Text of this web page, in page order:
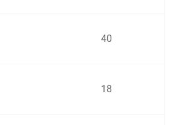
40
18